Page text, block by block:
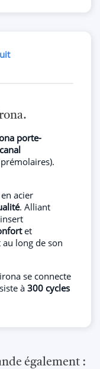
porte-
acier
. Alliant
et
long de son
se connecte
à 300 cycles
également :